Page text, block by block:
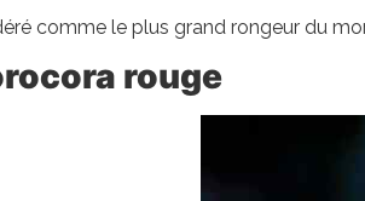
comme le plus grand rongeur du
rouge